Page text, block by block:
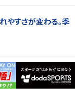
やすさが変わる。季